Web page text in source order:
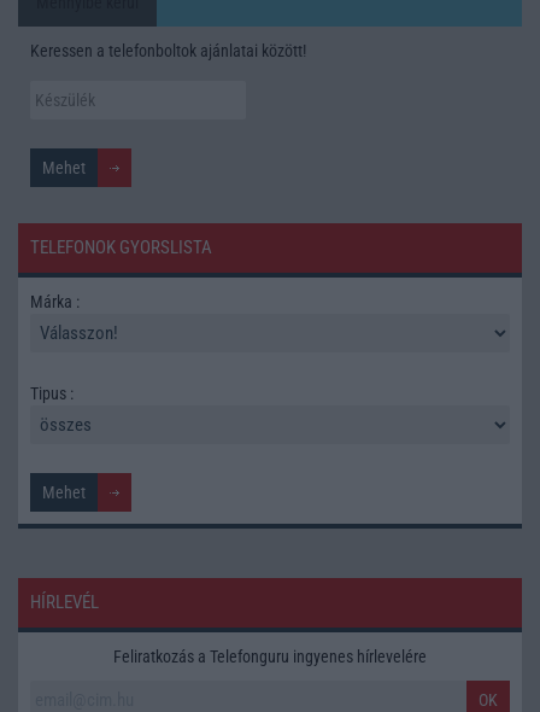
Keressen a telefonboltok ajánlatai között!
TELEFONOK GYORSLISTA
Márka :
Tipus :
HÍRLEVÉL
Feliratkozás a Telefonguru ingyenes hírlevelére
OK